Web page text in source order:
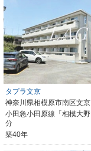
タプラ文京
神奈川県相模原市南区文京
小田急小田原線「相模大
分
築40年